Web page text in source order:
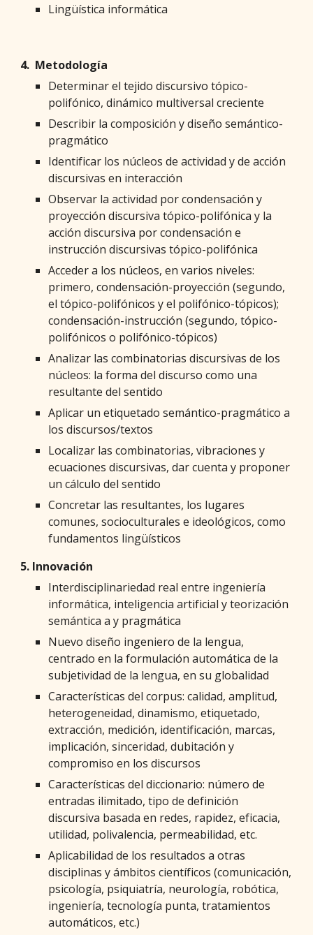
Lingüística informática
4. Metodología
Determinar el tejido discursivo tópico-
polifónico, dinámico multiversal creciente
Describir la composición y diseño semántico-
pragmático
Identificar los núcleos de actividad y de acción
discursivas en interacción
Observar la actividad por condensación y
proyección discursiva tópico-polifónica y la
acción discursiva por condensación e
instrucción discursivas tópico-polifónica
Acceder a los núcleos, en varios niveles:
primero, condensación-proyección (segundo,
el tópico-polifónicos y el polifónico-tópicos);
condensación-instrucción (segundo, tópico-
polifónicos o polifónico-tópicos)
Analizar las combinatorias discursivas de los
núcleos: la forma del discurso como una
resultante del sentido
Aplicar un etiquetado semántico-pragmático a
los discursos/textos
Localizar las combinatorias, vibraciones y
ecuaciones discursivas, dar cuenta y proponer
un cálculo del sentido
Concretar las resultantes, los lugares
comunes, socioculturales e ideológicos, como
fundamentos lingüísticos
5. Innovación
Interdisciplinariedad real entre ingeniería
informática, inteligencia artificial y teorización
semántica a y pragmática
Nuevo diseño ingeniero de la lengua,
centrado en la formulación automática de la
subjetividad de la lengua, en su globalidad
Características del corpus: calidad, amplitud,
heterogeneidad, dinamismo, etiquetado,
extracción, medición, identificación, marcas,
implicación, sinceridad, dubitación y
compromiso en los discursos
Características del diccionario: número de
entradas ilimitado, tipo de definición
discursiva basada en redes, rapidez, eficacia,
utilidad, polivalencia, permeabilidad, etc.
Aplicabilidad de los resultados a otras
disciplinas y ámbitos científicos (comunicación,
psicología, psiquiatría, neurología, robótica,
ingeniería, tecnología punta, tratamientos
automáticos, etc.)